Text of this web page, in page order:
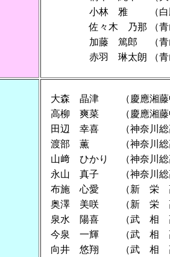
小林 雅
（
佐々木 乃那
（
加藤 篤郎
（
赤羽 琳太朗
（
大森 晶津
（慶應湘
高柳 爽菜
（慶應湘
田辺 幸喜
（神奈川
渡部 薫
（神奈川
山﨑 ひかり
（神奈川
永山 真子
（神奈川
布施 心愛
（新 栄
奥澤 美咲
（新 栄
泉水 陽喜
（武 相
今泉 一輝
（武 相
向井 悠翔
（武 相